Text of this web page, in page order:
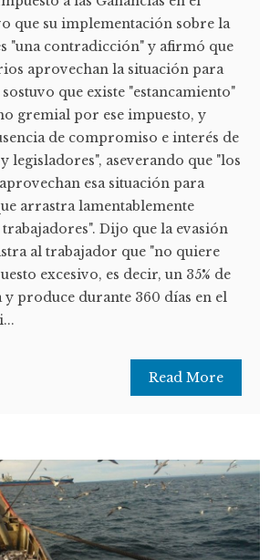
que su implementación sobre la
"una contradicción" y afirmó que
aprovechan la situación para
que existe "estancamiento"
gremial por ese impuesto, y
de compromiso e interés de
legisladores", aseverando que "los
esa situación para
arrastra lamentablemente
Dijo que la evasión
al trabajador que "no quiere
excesivo, es decir, un 35% de
y produce durante 360 días en el
Read More